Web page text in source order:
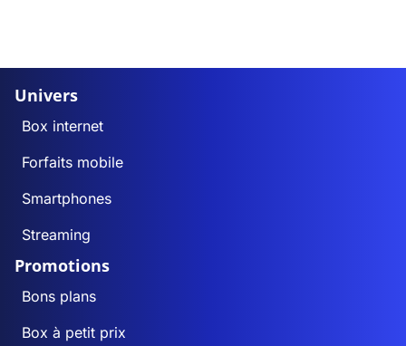
Univers
Box internet
Forfaits mobile
Smartphones
Streaming
Promotions
Bons plans
Box à petit prix